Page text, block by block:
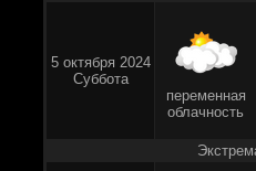
5 октября 2024
Суббота
переменная
облачность